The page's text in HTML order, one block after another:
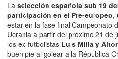
La selección española sub 19
participación en el Pre-europeo,
estar en la fase final Campeonato
Ucrania a partir del próximo 21 de
los ex-futbolistas Luis Milla y
buen pie al golear a la Républica